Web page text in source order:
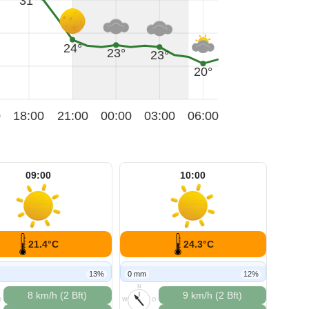
24° 23°
23°
20°
18:00 21:00 00:00 03:00 06:00
09:00
21.4°C
13%
8 km/h (2 Bft)
10:00
24.3°C
0 mm 12%
N
O
W
9 km/h (2 Bft)